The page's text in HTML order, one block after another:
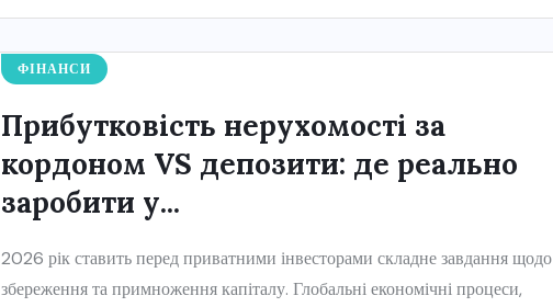
ФІНАНСИ
Прибутковість нерухомості за
кордоном VS депозити: де реально
заробити у...
2026 рік ставить перед приватними інвесторами складне завдання щодо
збереження та примноження капіталу. Глобальні економічні процеси,